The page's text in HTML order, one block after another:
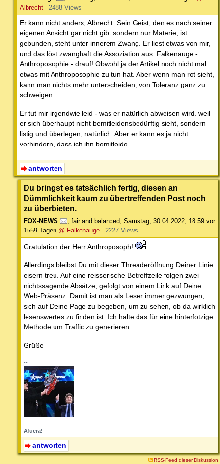
Albrecht
2488 Views
Er kann nicht anders, Albrecht. Sein Geist, den es nach seiner
eigenen Ansicht gar nicht gibt sondern nur Materie, ist
gebunden, steht unter innerem Zwang. Er liest etwas von mir,
und das löst zwanghaft die Assoziation aus: Falkenauge -
Anthroposophie - drauf! Obwohl ja der Artikel noch nicht mal
etwas mit Anthroposophie zu tun hat. Aber wenn man rot sieht,
kann man nichts mehr unterscheiden, von Toleranz ganz zu
schweigen.
Er tut mir irgendwie leid - was er natürlich abweisen wird, weil
er sich überhaupt nicht bemitleidensbedürftig sieht, sondern
listig und überlegen, natürlich. Aber er kann es ja nicht
verhindern, dass ich ihn bemitleide.
antworten
Du bringst es tatsächlich fertig, diesen an
Dümmlichkeit kaum zu übertreffenden Post noch
zu überbieten.
FOX-NEWS fair and balanced Samstag, 30.04.2022, 18:59 vor
1559 Tagen @ Falkenauge 2227 Views
Gratulation der Herr Anthroposoph!
Allerdings bleibst Du mit dieser Threaderöffnung Deiner Linie
eisern treu. Auf eine reisserische Betreffzeile folgen zwei
nichtssagende Absätze, gefolgt von einem Link auf Deine
Web-Präsenz. Damit ist man als Leser immer gezwungen,
sich auf Deine Page zu begeben, um zu sehen, ob da wirklich
lesenswertes zu finden ist. Ich halte das für eine hinterfotzige
Methode um Traffic zu generieren.
Grüße
--
Afuera!
antworten
RSS-Feed dieser Diskussion